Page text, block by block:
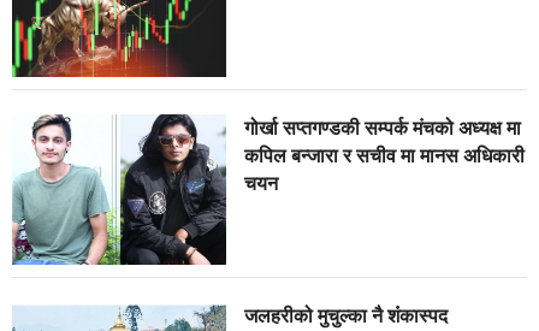
गोर्खा सप्तगण्डकी सम्पर्क मंचको अध्यक्ष मा
कपिल बन्जारा र सचीव मा मानस अधिकारी
चयन
जलहरीको मुचुल्का नै शंंकास्पद